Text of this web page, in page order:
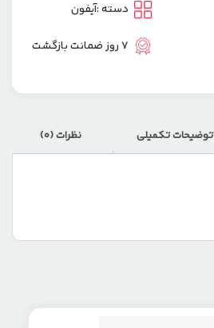
دسته :آیفون
7 روز ضمانت بازگشت
توضیحات تکمیلی نظرات (0)